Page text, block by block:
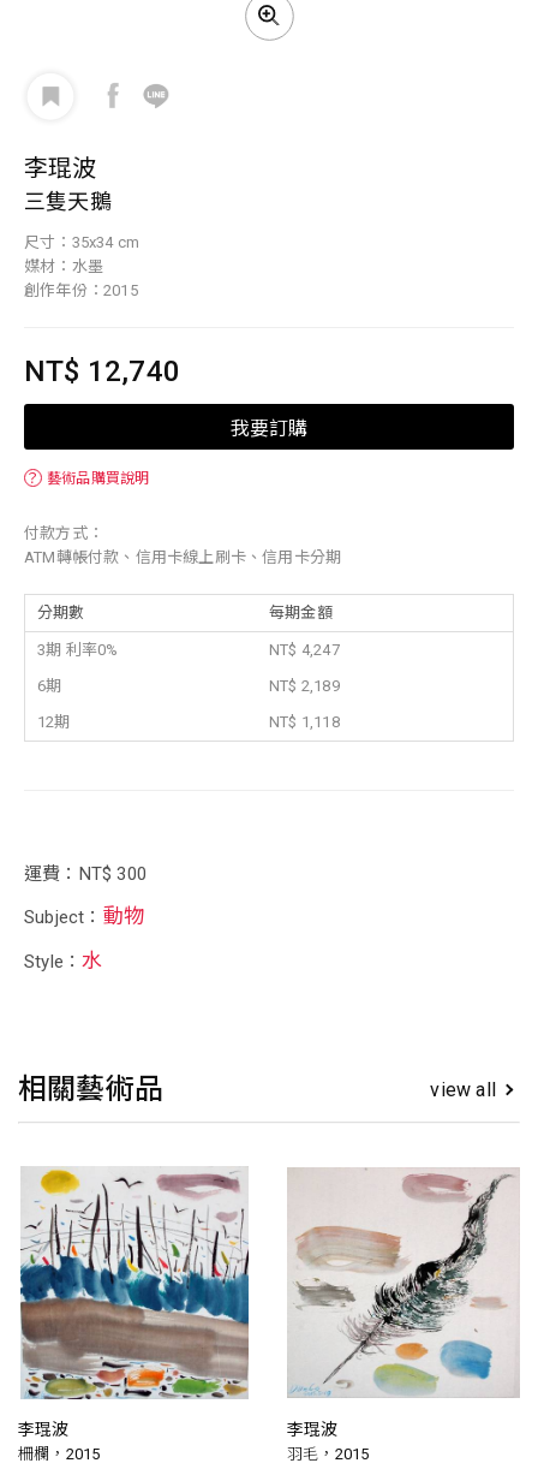
李琨波
三隻天鵝
尺寸：35x34 cm
媒材：水墨
創作年份：2015
NT$ 12,740
我要訂購
？ 藝術品購買說明
付款方式：
ATM轉帳付款、信用卡線上刷卡、信用卡分期
分期數 每期金額
3期 利率0%
NT$ 4,247
6期
NT$ 2,189
12期
NT$ 1,118
運費：NT$ 300
Subject： 動物
Style：水
相關藝術品 view all
李琨波
柵欄，2015
李琨波
羽毛，2015